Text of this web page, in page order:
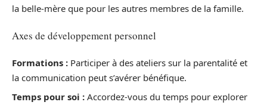
la belle-mère que pour les autres membres de la famille.
Axes de développement personnel
Formations : Participer à des ateliers sur la parentalité et
la communication peut s’avérer bénéfique.
Temps pour soi : Accordez-vous du temps pour explorer